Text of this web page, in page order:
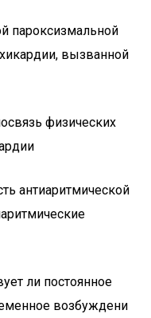
пароксизмальной
вызванной
физических
антиаритмической
ли постоянное
возбуждени